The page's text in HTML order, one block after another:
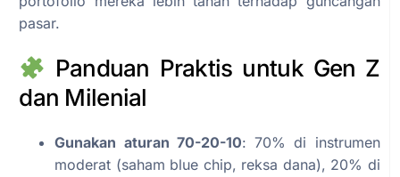
pasar.
Panduan Praktis untuk Gen Z
dan Milenial
Gunakan aturan 70-20-10: 70% di instrumen
moderat (saham blue chip, reksa dana), 20% di